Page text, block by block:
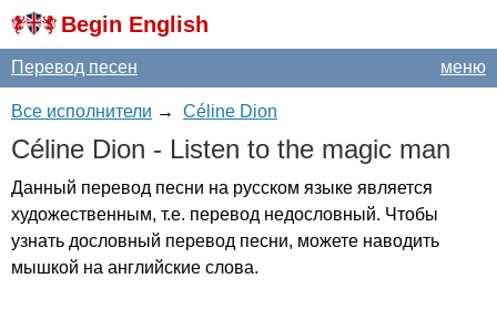
Begin English
меню
Перевод песен
Все исполнители → Céline Dion
Céline Dion - Listen to the magic man
Данный перевод песни на русском языке является
художественным, т.е. перевод недословный. Чтобы
узнать дословный перевод песни, можете наводить
мышкой на английские слова.